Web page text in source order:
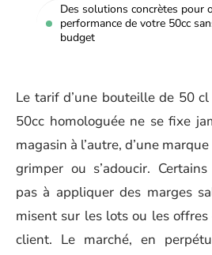
Des solutions concrètes pour
performance de votre 50cc
budget
Le tarif d’une bouteille de 50
50cc homologuée ne se fixe
magasin à l’autre, d’une
grimper ou s’adoucir.
pas à appliquer des marges
misent sur les lots ou les
client. Le marché, en